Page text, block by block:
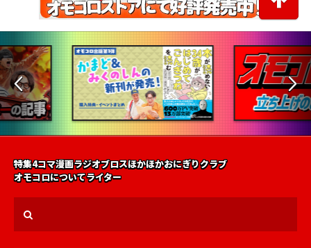
特集4コマ漫画ラジオブロスほかほかおにぎりクラブ
オモコロについてライター